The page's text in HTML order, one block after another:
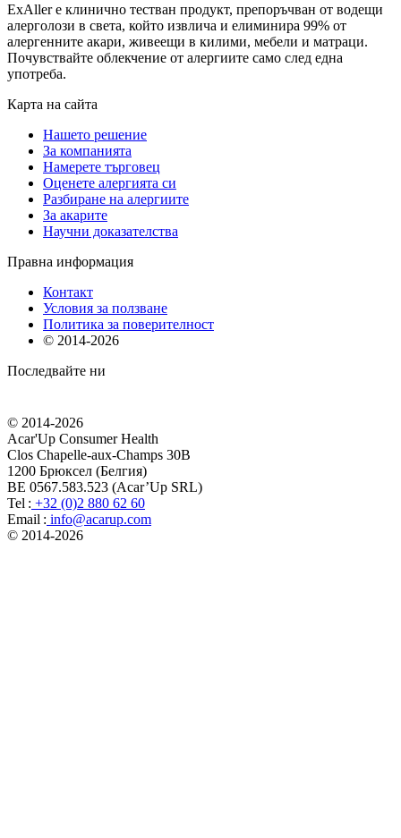
ExAller е клинично тестван продукт, препоръчван от водещи
алерголози в света, който извлича и елиминира 99% от
алергенните акари, живеещи в килими, мебели и матраци.
Почувствайте облекчение от алергиите само след една
употреба.
Карта на сайта
Нашето решение
За компанията
Намерете търговец
Оценете алергията си
Разбиране на алергиите
За акарите
Научни доказателства
Правна информация
Контакт
Условия за ползване
Политика за поверителност
© 2014-2026
Последвайте ни
© 2014-2026
Acar'Up Consumer Health
Clos Chapelle-aux-Champs 30B
1200 Брюксел (Белгия)
BE 0567.583.523 (Acar’Up SRL)
Tel : +32 (0)2 880 62 60
Email : info@acarup.com
© 2014-2026